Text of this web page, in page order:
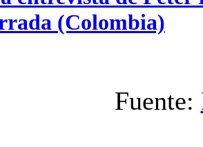
(Colombia)
Fuente: